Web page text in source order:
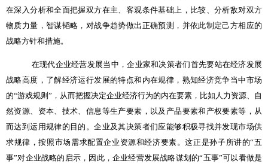
在深入分析和全面把握双方在主、客观条件基础上，比较、分析敌对双方
物质力量，智谋韬略，对战争趋势做出正确预测，并依此制定己方相应的
战略方针和措施。
在现代企业经营发展当中，企业家和决策者们首先要站在经济发展
战略高度，了解经济运行发展的特点和内在规律，熟知经济竞争当中市场
的“游戏规则”，从而把握决定企业经济行为的内在要素，比如人力资源、自
然资源、资本、技术、信息等生产要素，以及产品要素和产权要素等，从
而达到运用规律的目的。企业及其决策者们应能够积极寻找并发现市场供
求规律，按照市场需求配置企业资源和经济要素。这正是孙子所讲的“五
事”对企业战略的启示，因此，企业经营发展战略谋划的“五事”可以看做是